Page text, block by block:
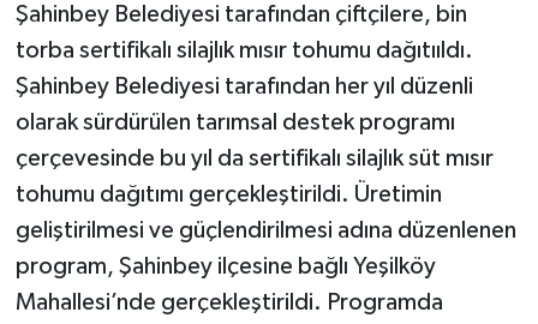
Şahinbey Belediyesi tarafından çiftçilere, bin
torba sertifikalı silajlık mısır tohumu dağıtııldı.
Şahinbey Belediyesi tarafından her yıl düzenli
olarak sürdürülen tarımsal destek programı
çerçevesinde bu yıl da sertifikalı silajlık süt mısır
tohumu dağıtımı gerçekleştirildi. Üretimin
geliştirilmesi ve güçlendirilmesi adına düzenlenen
program, Şahinbey ilçesine bağlı Yeşilköy
Mahallesi’nde gerçekleştirildi. Programda
Türkiye
Video Haber
Yaşam
Yeme-İçme
Yemek